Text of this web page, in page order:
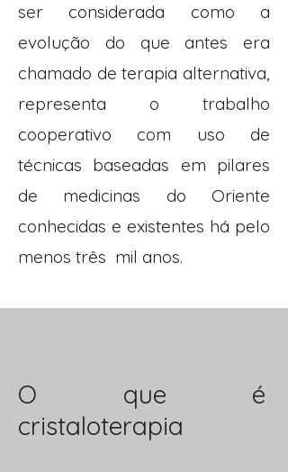
ser considerada como a
evolução do que antes era
chamado de terapia alternativa,
representa o trabalho
cooperativo com uso de
técnicas baseadas em pilares
de medicinas do Oriente
conhecidas e existentes há pelo
menos três mil anos.
O que é
cristaloterapia